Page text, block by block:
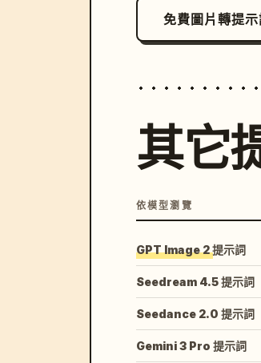
免費圖片轉提示
其它
依模型瀏覽
GPT Image 2 提示詞
Seedream 4.5 提示詞
Seedance 2.0 提示詞
Gemini 3 Pro 提示詞